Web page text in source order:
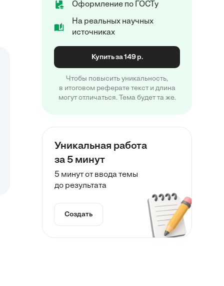
Оформление по ГОСТу
На реальных научных
источниках
Купить за 149 р.
Чтобы повысить уникальность,
в итоговом реферате текст и длина
могут отличаться. Тема будет та же.
Уникальная работа
за 5 минут
5 минут от ввода темы
до результата
Создать